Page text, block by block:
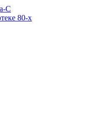
С
80-х